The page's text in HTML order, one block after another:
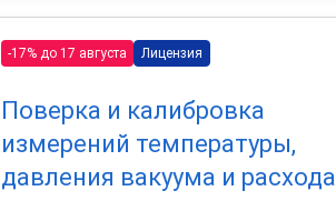
-17% до 17 августа Лицензия
Поверка и калибровка
измерений температуры,
давления вакуума и расхода